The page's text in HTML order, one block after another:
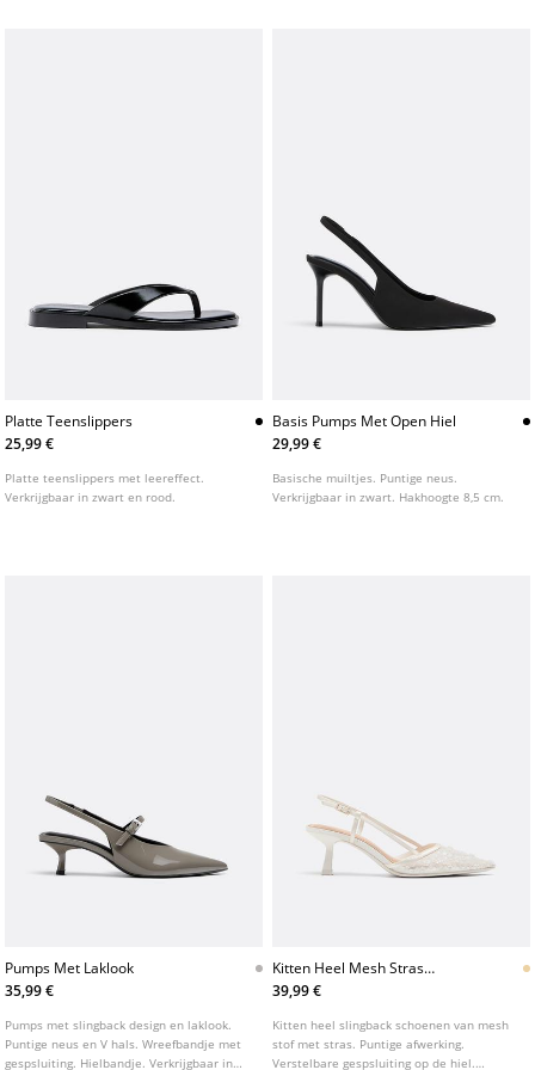
Platte Teenslippers
25,99 €
Platte teenslippers met leereffect.
Verkrijgbaar in zwart en rood.
Basis Pumps Met Open Hiel
29,99 €
Basische muiltjes. Puntige neus.
Verkrijgbaar in zwart. Hakhoogte 8,5 cm.
Pumps Met Laklook
35,99 €
Pumps met slingback design en laklook.
Puntige neus en V hals. Wreefbandje met
gespsluiting. Hielbandje. Verkrijgbaar in
Kitten Heel Mesh Stras
Schoenen
39,99 €
Kitten heel slingback schoenen van mesh
stof met stras. Puntige afwerking.
Verstelbare gespsluiting op de hiel.